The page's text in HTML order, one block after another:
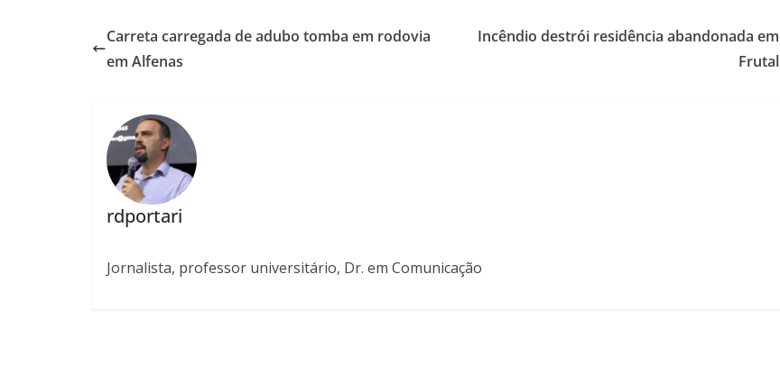
Carreta carregada de adubo tomba em rodovia
em Alfenas
Incêndio destrói residência abandonada em
Frutal
rdportari
Jornalista, professor universitário, Dr. em Comunicação